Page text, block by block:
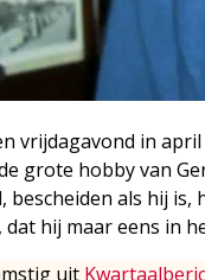
vrijdagavond in
grote hobby van
bescheiden als hij
hij maar eens in
uit